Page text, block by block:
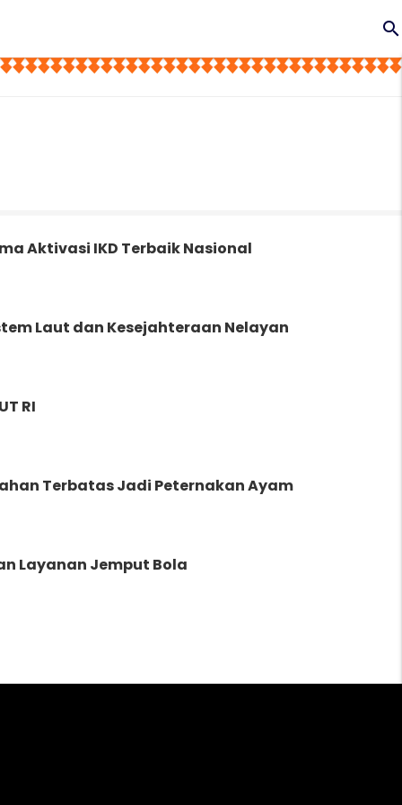
search
Aktivasi IKD Terbaik Nasional
Laut dan Kesejahteraan Nelayan
RI
Terbatas Jadi Peternakan Ayam
Layanan Jemput Bola